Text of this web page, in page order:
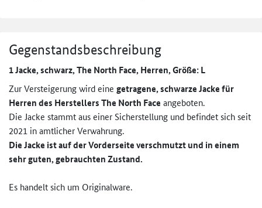
Gegenstandsbeschreibung
1 Jacke, schwarz, The North Face, Herren, Größe: L
Zur Versteigerung wird eine getragene, schwarze Jacke für
Herren des Herstellers The North Face angeboten.
Die Jacke stammt aus einer Sicherstellung und befindet sich seit
2021 in amtlicher Verwahrung.
Die Jacke ist auf der Vorderseite verschmutzt und in einem
sehr guten, gebrauchten Zustand.
Es handelt sich um Originalware.